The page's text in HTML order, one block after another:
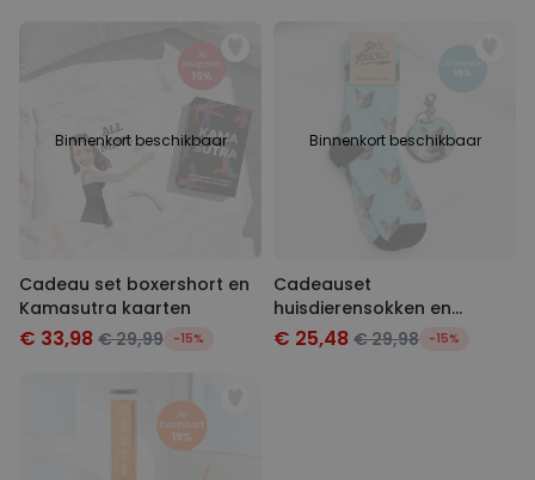
Binnenkort beschikbaar
Cadeau set boxershort en
Kamasutra kaarten
€ 33,98 € 29,99 -15%
Binnenkort beschikbaar
Cadeauset
huisdierensokken en
sleutelhanger
€ 25,48 € 29,98 -15%